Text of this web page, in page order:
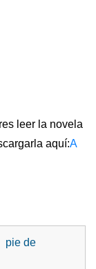
leer la novela
aquí:A
pie de